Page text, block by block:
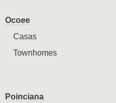
Ocoee
Casas
Townhomes
Poinciana